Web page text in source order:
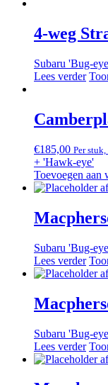
4-weg
Subaru 'Bug-
Lees verder
€185,00 Per
+ 'Hawk-eye'
Toevoegen aan
Subaru 'Bug-
Lees verder
Subaru 'Bug-
Lees verder